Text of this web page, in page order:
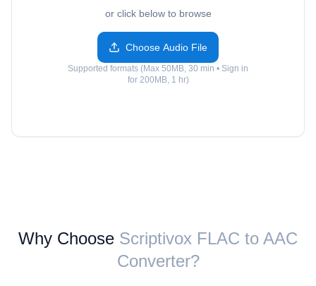
or click below to browse
Choose Audio File
Supported formats (Max 50MB, 30 min • Sign in
for 200MB, 1 hr)
Why Choose Scriptivox ⁦FLAC⁩ to ⁦AAC⁩
Converter?